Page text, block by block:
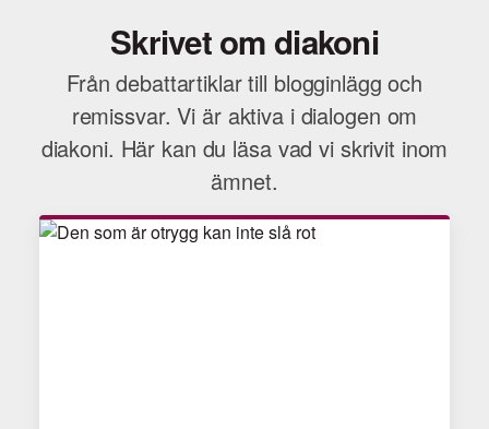
Skrivet om diakoni
Från debattartiklar till blogginlägg och
remissvar. Vi är aktiva i dialogen om
diakoni. Här kan du läsa vad vi skrivit inom
ämnet.